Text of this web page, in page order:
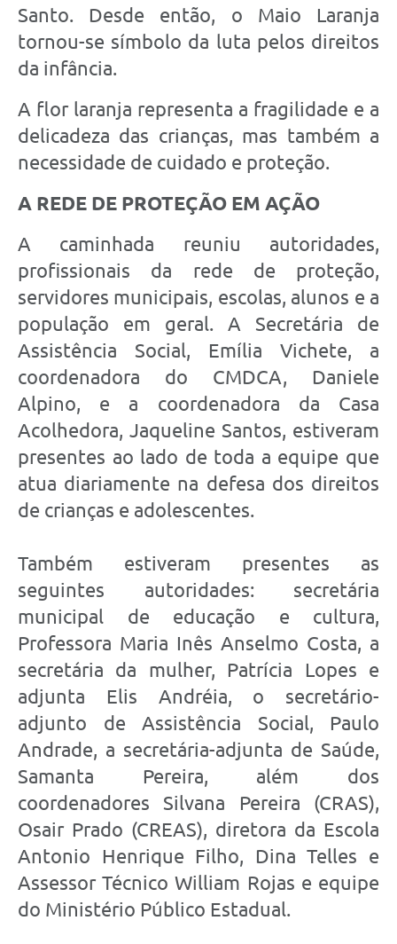
Santo. Desde então, o Maio Laranja
tornou-se símbolo da luta pelos direitos
da infância.
A flor laranja representa a fragilidade e a
delicadeza das crianças, mas também a
necessidade de cuidado e proteção.
A REDE DE PROTEÇÃO EM AÇÃO
A caminhada reuniu autoridades,
profissionais da rede de proteção,
servidores municipais, escolas, alunos e a
população em geral. A Secretária de
Assistência Social, Emília Vichete, a
coordenadora do CMDCA, Daniele
Alpino, e a coordenadora da Casa
Acolhedora, Jaqueline Santos, estiveram
presentes ao lado de toda a equipe que
atua diariamente na defesa dos direitos
de crianças e adolescentes.
Também estiveram presentes as
seguintes autoridades: secretária
municipal de educação e cultura,
Professora Maria Inês Anselmo Costa, a
secretária da mulher, Patrícia Lopes e
adjunta Elis Andréia, o secretário-
adjunto de Assistência Social, Paulo
Andrade, a secretária-adjunta de Saúde,
Samanta Pereira, além dos
coordenadores Silvana Pereira (CRAS),
Osair Prado (CREAS), diretora da Escola
Antonio Henrique Filho, Dina Telles e
Assessor Técnico William Rojas e equipe
do Ministério Público Estadual.